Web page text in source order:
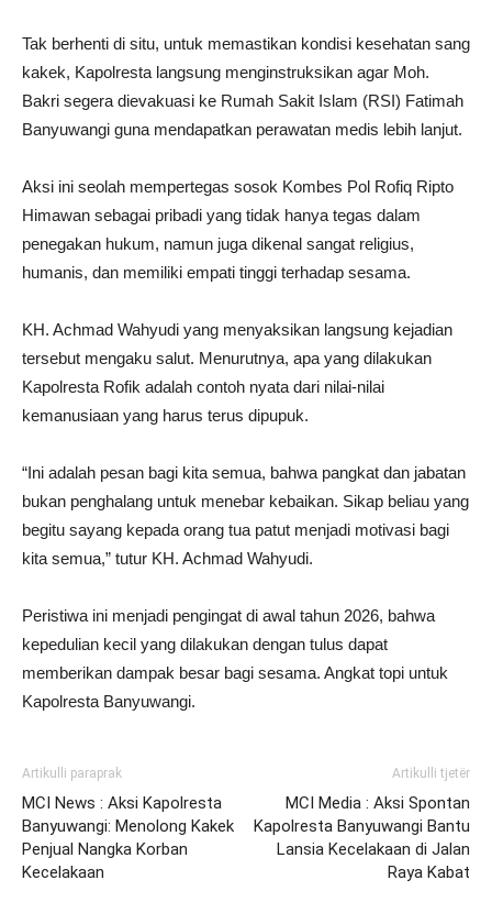
Tak berhenti di situ, untuk memastikan kondisi kesehatan sang
kakek, Kapolresta langsung menginstruksikan agar Moh.
Bakri segera dievakuasi ke Rumah Sakit Islam (RSI) Fatimah
Banyuwangi guna mendapatkan perawatan medis lebih lanjut.
Aksi ini seolah mempertegas sosok Kombes Pol Rofiq Ripto
Himawan sebagai pribadi yang tidak hanya tegas dalam
penegakan hukum, namun juga dikenal sangat religius,
humanis, dan memiliki empati tinggi terhadap sesama.
KH. Achmad Wahyudi yang menyaksikan langsung kejadian
tersebut mengaku salut. Menurutnya, apa yang dilakukan
Kapolresta Rofik adalah contoh nyata dari nilai-nilai
kemanusiaan yang harus terus dipupuk.
“Ini adalah pesan bagi kita semua, bahwa pangkat dan jabatan
bukan penghalang untuk menebar kebaikan. Sikap beliau yang
begitu sayang kepada orang tua patut menjadi motivasi bagi
kita semua,” tutur KH. Achmad Wahyudi.
Peristiwa ini menjadi pengingat di awal tahun 2026, bahwa
kepedulian kecil yang dilakukan dengan tulus dapat
memberikan dampak besar bagi sesama. Angkat topi untuk
Kapolresta Banyuwangi.
Artikulli paraprak
MCI News : Aksi Kapolresta
Banyuwangi: Menolong Kakek
Penjual Nangka Korban
Kecelakaan
Artikulli tjetër
MCI Media : Aksi Spontan
Kapolresta Banyuwangi Bantu
Lansia Kecelakaan di Jalan
Raya Kabat